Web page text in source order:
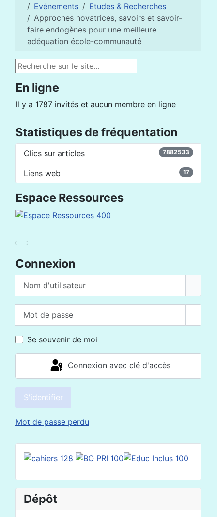
Espace Ressources
Connexion
Se souvenir de moi
Connexion avec clé d'accès
S'identifier
Mot de passe perdu
Dépôt
Evénements
Etudes & Recherches
Approches novatrices, savoirs et savoir-
faire endogènes pour une meilleure
adéquation école-communauté
Rechercher
En ligne
Il y a 1787 invités et aucun membre en ligne
Statistiques de fréquentation
Clics sur articles 7882533
Liens web 17